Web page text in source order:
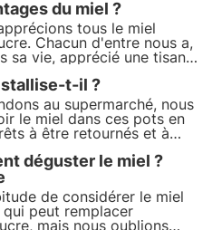
jusqu'à notre table.
du miel ?
tous le miel
Chacun d'entre nous a,
sa vie, apprécié une tisane
cuillère de miel. Mais
du miel et comment
au mieux au quotidien ?
t-il ?
au supermarché, nous
le miel dans ces pots en
à être retournés et à
facilement des boissons
encore. Il sera presque
miel solide et granuleux.
déguster le miel ?
de considérer le miel
peut remplacer
mais nous oublions